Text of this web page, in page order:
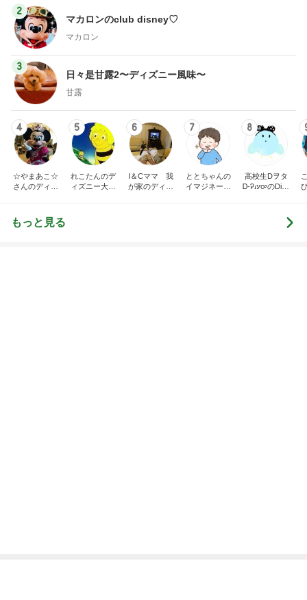
2
マカロンのclub disney♡
3
日々是甘露2〜ディズニー風味〜
甘露
4
さんのディズ
ニー日記
5
ィズニー大好
き♡孫4人
6
が家のディズ
ニー♡ブログ
7
イマジネーシ
ョンタイム
8
高校生Dヲタ
Ꭰ-ᎮꭵꭹꭴのDisn
eyにっき！！
もっと見る